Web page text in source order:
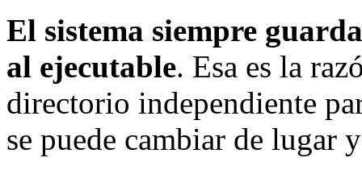
El sistema siempre
al ejecutable. Esa es la
directorio independiente
se puede cambiar de lugar